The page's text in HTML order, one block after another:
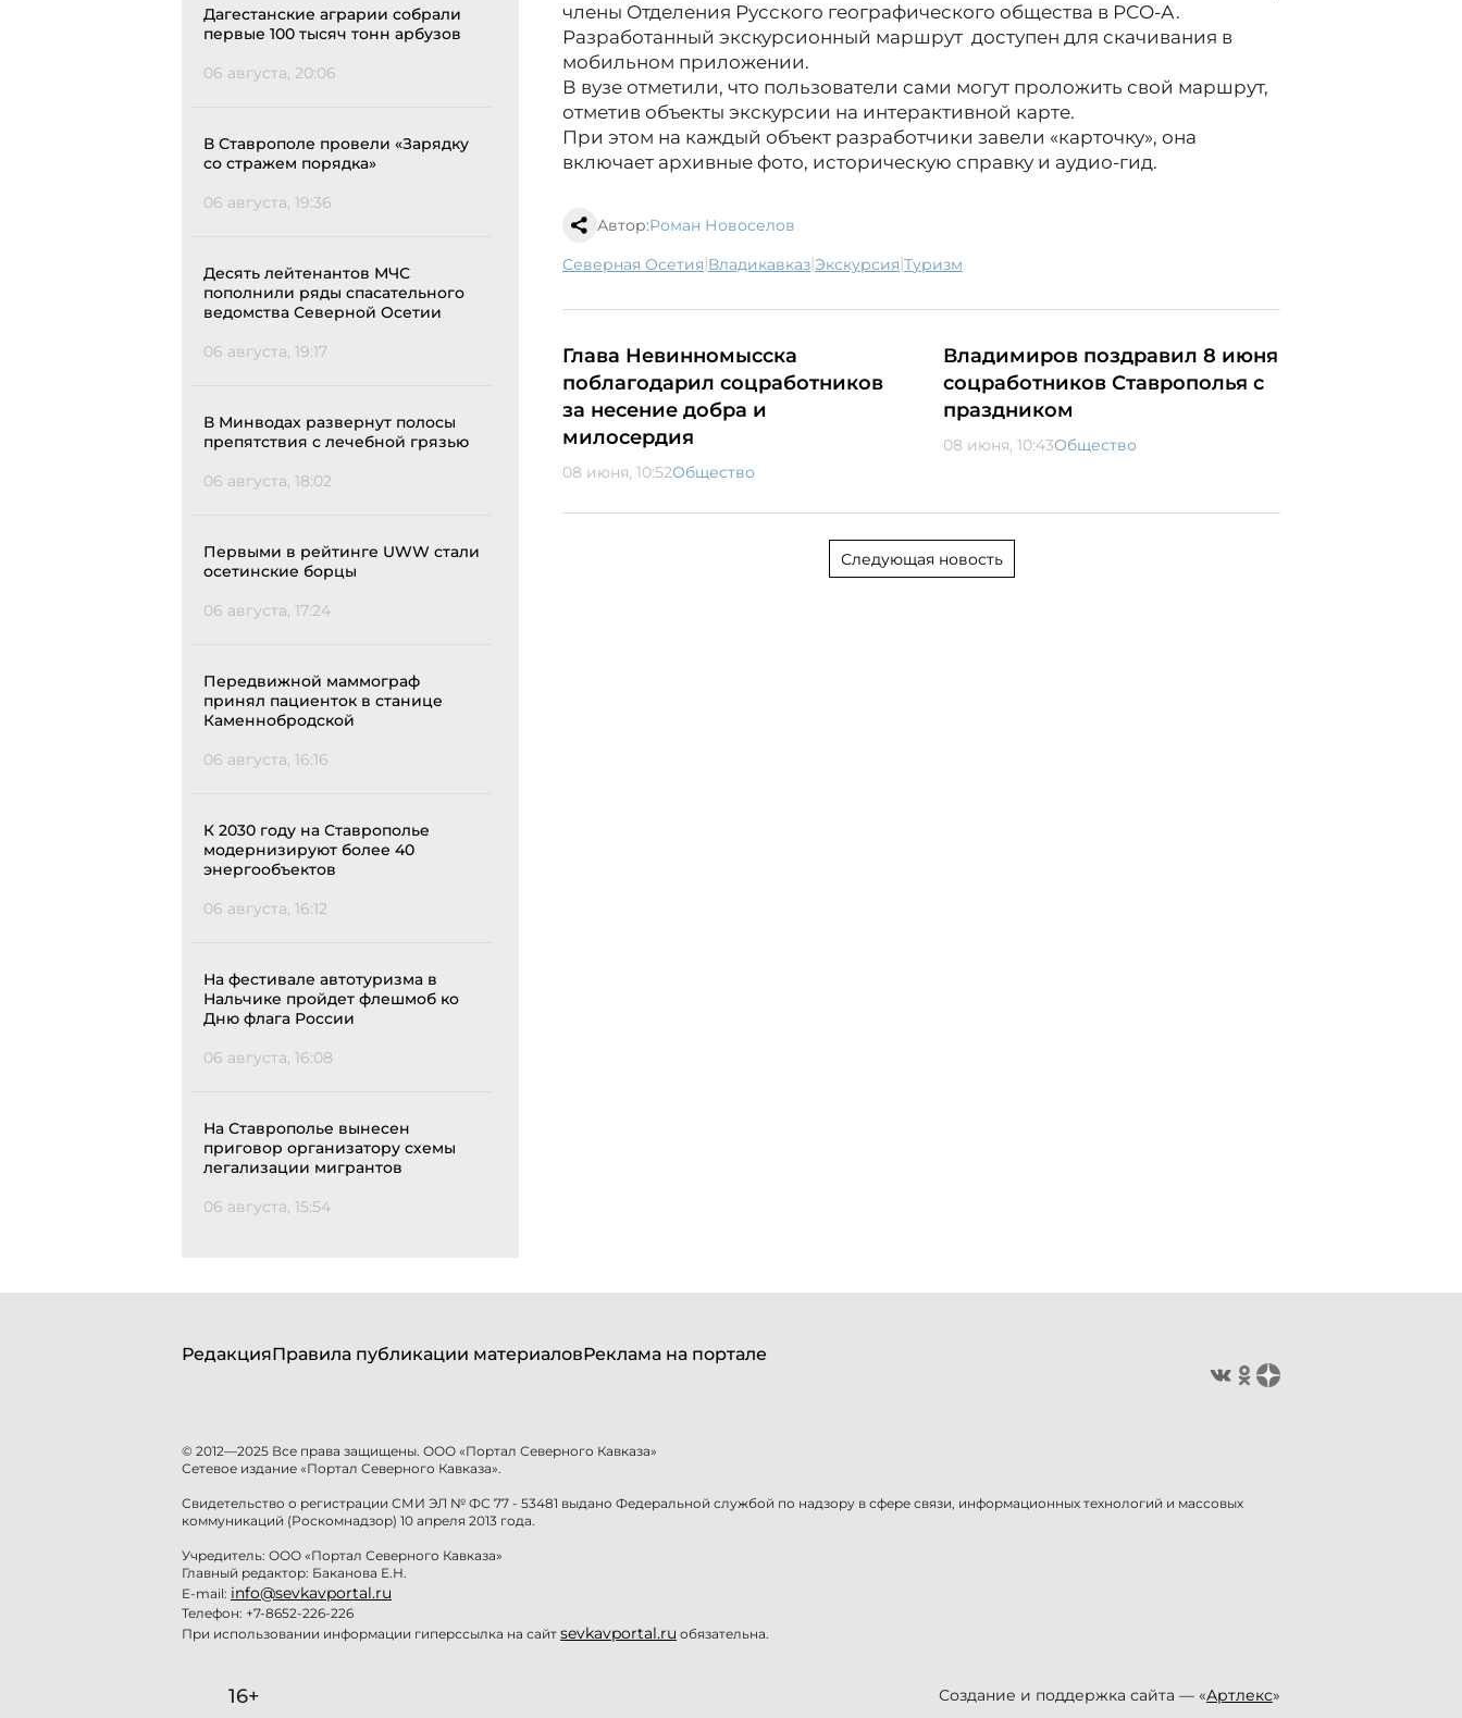
Дагестанские аграрии собрали
первые 100 тысяч тонн арбузов
06 августа, 20:06
В Ставрополе провели «Зарядку
со стражем порядка»
06 августа, 19:36
Десять лейтенантов МЧС
пополнили ряды спасательного
ведомства Северной Осетии
06 августа, 19:17
В Минводах развернут полосы
препятствия с лечебной грязью
06 августа, 18:02
Первыми в рейтинге UWW стали
осетинские борцы
06 августа, 17:24
Передвижной маммограф
принял пациенток в станице
Каменнобродской
06 августа, 16:16
К 2030 году на Ставрополье
модернизируют более 40
энергообъектов
06 августа, 16:12
На фестивале автотуризма в
Нальчике пройдет флешмоб ко
Дню флага России
06 августа, 16:08
На Ставрополье вынесен
приговор организатору схемы
легализации мигрантов
06 августа, 15:54
члены Отделения Русского географического общества в РСО-А.
Разработанный экскурсионный маршрут доступен для скачивания в
мобильном приложении.
В вузе отметили, что пользователи сами могут проложить свой маршрут,
отметив объекты экскурсии на интерактивной карте.
При этом на каждый объект разработчики завели «карточку», она
включает архивные фото, историческую справку и аудио-гид.
Автор:Роман Новоселов
Северная Осетия| Владикавказ| экскурсия| туризм
Глава Невинномысска
поблагодарил соцработников
за несение добра и
милосердия
08 июня, 10:52Общество
Владимиров поздравил 8 июня
соцработников Ставрополья с
праздником
08 июня, 10:43Общество
Следующая новость
РедакцияПравила публикации материаловРеклама на портале
© 2012—2025 Все права защищены. ООО «Портал Северного Кавказа»
Сетевое издание «Портал Северного Кавказа».
Свидетельство о регистрации СМИ ЭЛ № ФС 77 - 53481 выдано Федеральной службой по надзору в сфере связи, информационных технологий и массовых
коммуникаций (Роскомнадзор) 10 апреля 2013 года.
Учредитель: ООО «Портал Северного Кавказа»
Главный редактор: Баканова Е.Н.
E-mail: info@sevkavportal.ru
Телефон: +7-8652-226-226
При использовании информации гиперссылка на сайт sevkavportal.ru обязательна.
16+ Создание и поддержка сайта — «Артлекс»